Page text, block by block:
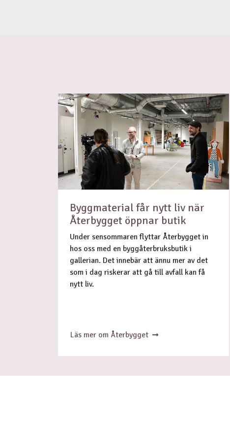
Byggmaterial får nytt liv när
Återbygget öppnar butik
Under sensommaren flyttar Återbygget in
hos oss med en byggåterbruksbutik i
gallerian. Det innebär att ännu mer av det
som i dag riskerar att gå till avfall kan få
nytt liv.
Läs mer om Återbygget